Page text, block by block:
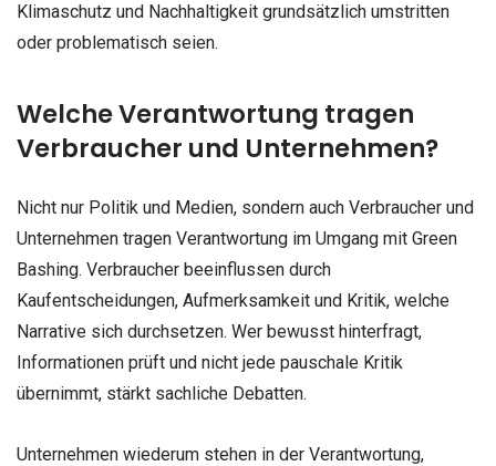
Klimaschutz und Nachhaltigkeit grundsätzlich umstritten
oder problematisch seien.
Welche Verantwortung tragen
Verbraucher und Unternehmen?
Nicht nur Politik und Medien, sondern auch Verbraucher und
Unternehmen tragen Verantwortung im Umgang mit Green
Bashing. Verbraucher beeinflussen durch
Kaufentscheidungen, Aufmerksamkeit und Kritik, welche
Narrative sich durchsetzen. Wer bewusst hinterfragt,
Informationen prüft und nicht jede pauschale Kritik
übernimmt, stärkt sachliche Debatten.
Unternehmen wiederum stehen in der Verantwortung,